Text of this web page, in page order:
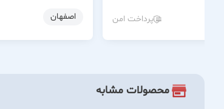
پرداخت امن
اصفهان
محصولات مشابه